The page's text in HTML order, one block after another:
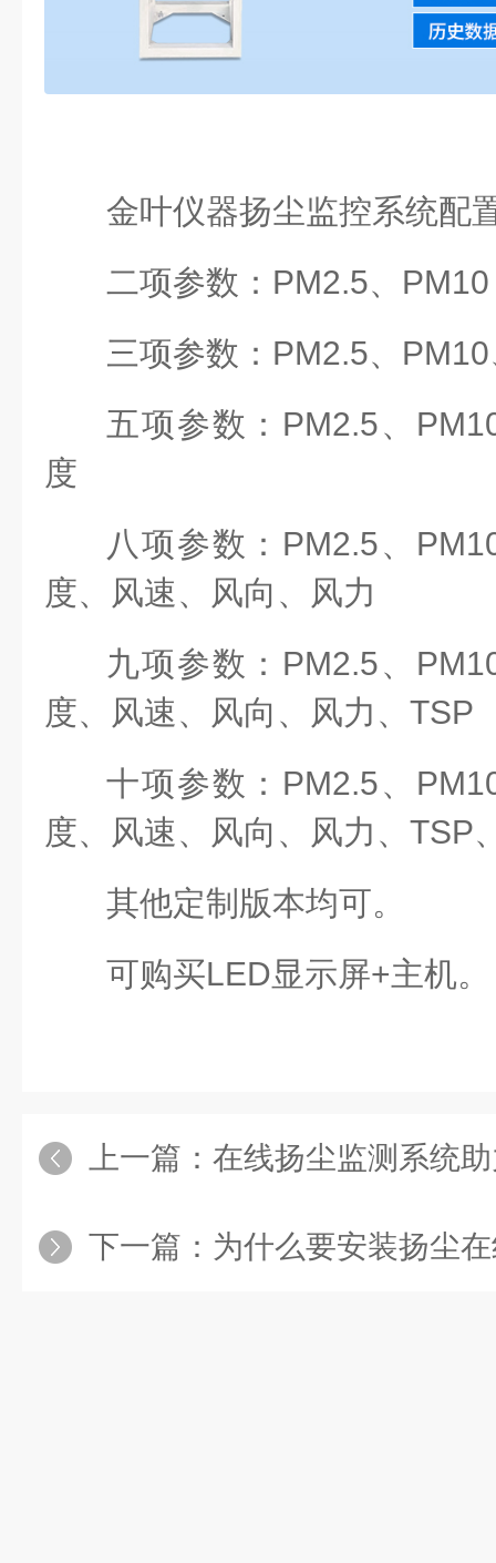
金叶仪器扬尘监控系统配
二项参数：PM2.5、PM10
三项参数：PM2.5、
五项参数：PM2.5、
度
八项参数：PM2.5、
度、风速、风向、风力
九项参数：PM2.5、
度、风速、风向、风力、TSP
十项参数：PM2.5、
度、风速、风向、风力、TSP
其他定制版本均可。
可购买LED显示屏+主机。
上一篇： 在线扬尘监测系统
下一篇： 为什么要安装扬尘